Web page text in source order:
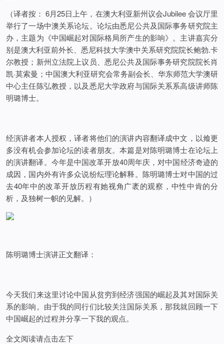
（译者按： 6月25日上午，在澳大利亚新州议会Jubilee 会议厅里
举行了一场中澳关系论坛。论坛由悉尼公共及国际事务研究院主
办，主题为《中国崛起对国际格局所产生的影响》。主讲嘉宾分
别是澳大利亚前外长、悉尼科技大学澳中关系研究院院长鲍勃.卡
尔教授；新州立法院上议员、悉尼公共及国际事务研究院院长肖
凯·莫索曼；中国澳大利亚研究会常务副会长、华东师范大学澳研
中心主任陈弘教授，以及悉尼大学政府与国际关系系高级讲师陈
明璐博士。
经演讲者本人授权，译者将他们的演讲内容翻译成中文，以飨更
多没有机会参加论坛的读者朋友。本篇是对陈明璐博士在论坛上
的演讲翻译。今年是中国改革开放40周年庆，对中国经济奇迹的
成因，国内外有许多众说纷纭理论解释。陈明璐博士对中国的过
去40年中的改革开放历程有她视角广袤的观察，中性中肯的分
析，及独树一帜的见解。）
陈明璐博士演讲正文翻译：
今天我们来这里讨论中国从贫穷到经济强国的崛起及其对国际关
系的影响。由于我的同行们比较关注国际关系，那我就回顾一下
中国崛起的过程并分享一下我的观点。
全文阅读请点击左下